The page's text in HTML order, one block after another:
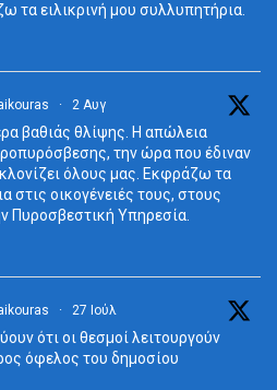
τα ειλικρινή μου συλλυπητήρια.
· 2 Αυγ
βαθιάς θλίψης. Η απώλεια
την ώρα που έδιναν
όλους μας. Εκφράζω τα
στις οικογένειές τους, στους
Πυροσβεστική Υπηρεσία.
· 27 Ιούλ
ότι οι θεσμοί λειτουργούν
όφελος του δημοσίου